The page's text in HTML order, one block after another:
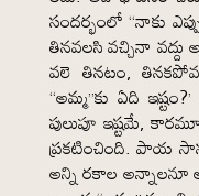
సందర్భంలో “నాకు
తినవలసి వచ్చినా వద్దు
వలె తినటం,
“అమ్మ”కు ఏది
పులుపూ ఇష్టమే,
ప్రకటించింది. పాయ
అన్ని రకాల అన్నాలనూ